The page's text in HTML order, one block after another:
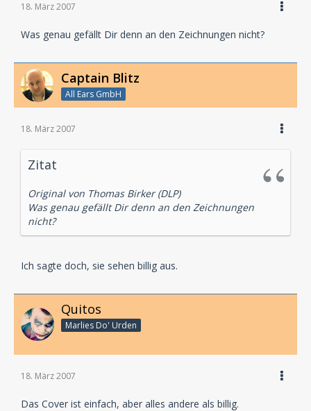
18. März 2007
Was genau gefällt Dir denn an den Zeichnungen nicht?
Captain Blitz
All Ears GmbH
18. März 2007
Zitat
Original von Thomas Birker (DLP)
Was genau gefällt Dir denn an den Zeichnungen
nicht?
Ich sagte doch, sie sehen billig aus.
Quitos
Marlies Do' Urden
18. März 2007
Das Cover ist einfach, aber alles andere als billig.